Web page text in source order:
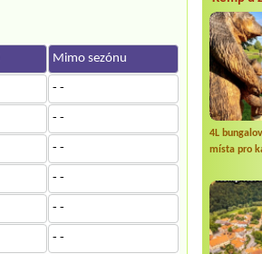
4L
místa pro
Mimo sezónu
- -
- -
- -
- -
- -
- -